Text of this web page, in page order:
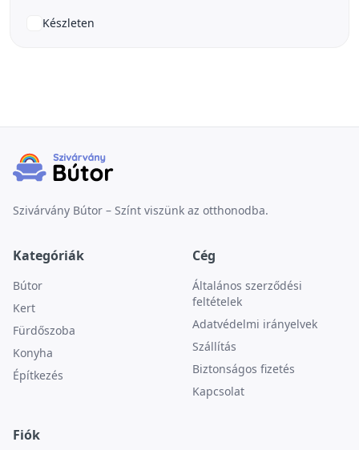
Készleten
Szivárvány Bútor – Színt viszünk az otthonodba.
Kategóriák
Bútor
Kert
Fürdőszoba
Konyha
Építkezés
Cég
Általános szerződési
feltételek
Adatvédelmi irányelvek
Szállítás
Biztonságos fizetés
Kapcsolat
Fiók